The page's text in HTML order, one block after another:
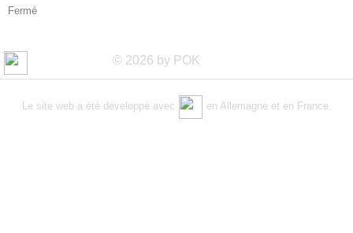
Fermé
© 2026 by POK
Le site web a été développé avec en Allemagne et en France.